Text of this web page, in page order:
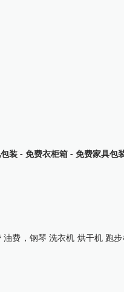
装 - 免费衣柜箱 - 免费家具包
费，钢琴 洗衣机 烘干机 跑